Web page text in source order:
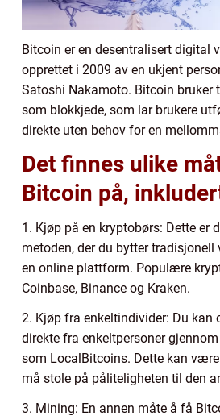
Bitcoin er en desentralisert digital
opprettet i 2009 av en ukjent
Satoshi Nakamoto. Bitcoin bruker
som blokkjede, som lar brukere
direkte uten behov for en
Det finnes ulike
Bitcoin på,
1. Kjøp på en kryptobørs: Dette er
metoden, der du bytter
en online plattform. Populære
Coinbase, Binance og Kraken.
2. Kjøp fra enkeltindivider: Du kan
direkte fra enkeltpersoner
som LocalBitcoins. Dette kan
må stole på påliteligheten til den
3. Mining: En annen måte å få